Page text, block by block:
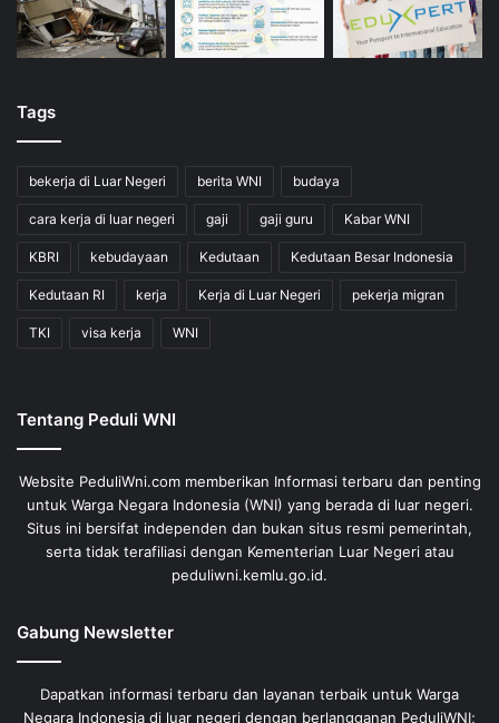
Tags
bekerja di Luar Negeri berita WNI budaya
cara kerja di luar negeri gaji gaji guru Kabar WNI
KBRI kebudayaan Kedutaan Kedutaan Besar Indonesia
Kedutaan RI kerja Kerja di Luar Negeri pekerja migran
TKI visa kerja WNI
Tentang Peduli WNI
Website PeduliWni.com memberikan Informasi terbaru dan penting
untuk Warga Negara Indonesia (WNI) yang berada di luar negeri.
Situs ini bersifat independen dan bukan situs resmi pemerintah,
serta tidak terafiliasi dengan Kementerian Luar Negeri atau
peduliwni.kemlu.go.id.
Gabung Newsletter
Dapatkan informasi terbaru dan layanan terbaik untuk Warga
Negara Indonesia di luar negeri dengan berlangganan PeduliWNI;